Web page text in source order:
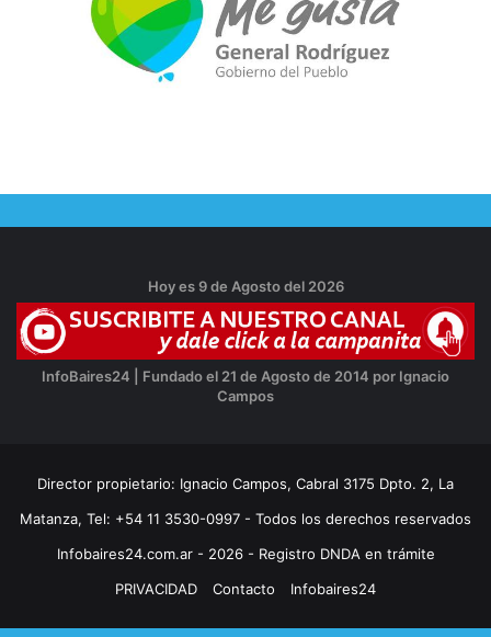
Hoy es 9 de Agosto del 2026
InfoBaires24 | Fundado el 21 de Agosto de 2014 por Ignacio
Campos
Director propietario: Ignacio Campos, Cabral 3175 Dpto. 2, La
Matanza, Tel: +54 11 3530-0997 - Todos los derechos reservados
Infobaires24.com.ar - 2026 - Registro DNDA en trámite
PRIVACIDAD
Contacto Infobaires24